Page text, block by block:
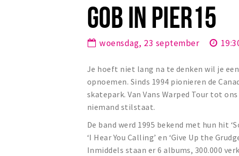
GOB IN PIER15
woensdag, 23 september
Je hoeft niet lang na te denken wil je
opnoemen. Sinds 1994 pionieren de
skatepark. Van Vans Warped Tour tot
niemand stilstaat.
De band werd 1995 bekend met hun hit
‘I Hear You Calling’ en ‘Give Up the
Inmiddels staan er 6 albums, 300.000